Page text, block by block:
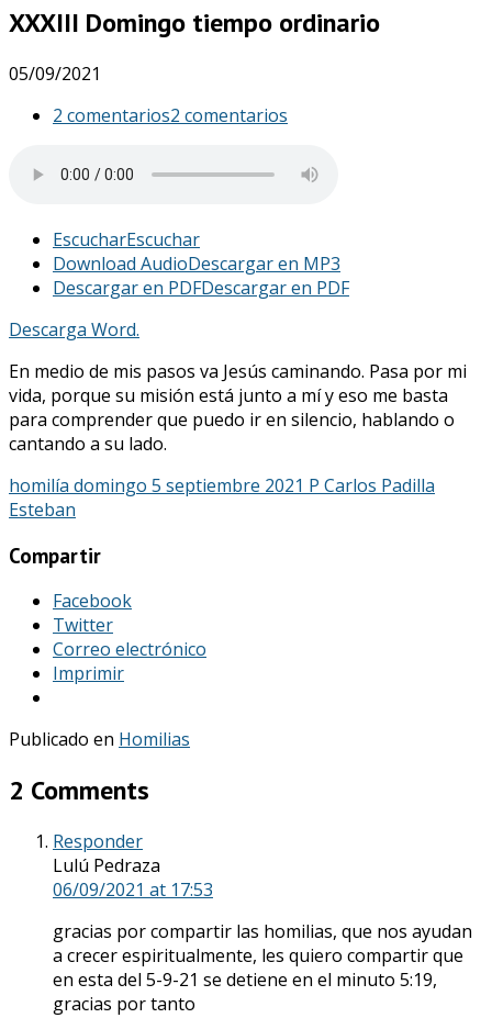
XXXIII Domingo tiempo ordinario
05/09/2021
2 comentarios2 comentarios
EscucharEscuchar
Download AudioDescargar en MP3
Descargar en PDFDescargar en PDF
Descarga Word.
En medio de mis pasos va Jesús caminando. Pasa por mi
vida, porque su misión está junto a mí y eso me basta
para comprender que puedo ir en silencio, hablando o
cantando a su lado.
homilía domingo 5 septiembre 2021 P Carlos Padilla
Esteban
Compartir
Facebook
Twitter
Correo electrónico
Imprimir
Publicado en Homilias
2 Comments
Responder
Lulú Pedraza
06/09/2021 at 17:53
gracias por compartir las homilias, que nos ayudan
a crecer espiritualmente, les quiero compartir que
en esta del 5-9-21 se detiene en el minuto 5:19,
gracias por tanto